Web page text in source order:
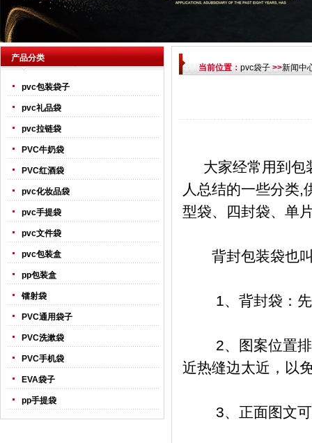
产品分类
pvc包装袋子
pvc礼品袋
pvc拉链袋
PVC牛奶袋
PVC红酒袋
pvc化妆品袋
pvc手提袋
pvc文件袋
pvc包装盒
pp包装盒
镭射袋
PVC通用袋子
PVC洗漱袋
PVC手机袋
EVA袋子
pp手提袋
当前位置：pvc袋子>>新闻中
大家经常用到包
人总结的一些分类,
型袋、四封袋、单
背封包装袋也叫
1、背封袋：先
2、图案位置排
近热缝边太近，以
3、正面图文可